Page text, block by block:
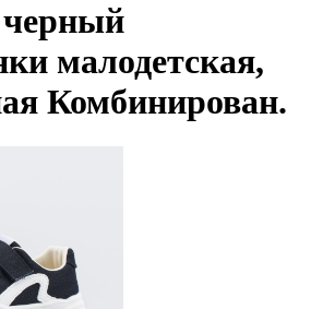
черный
малодетская,
Комбинирован.